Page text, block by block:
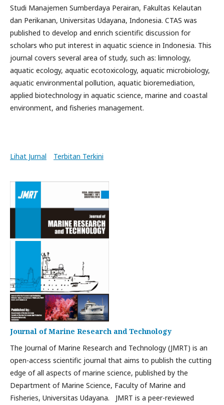
Studi Manajemen Sumberdaya Perairan, Fakultas Kelautan
dan Perikanan, Universitas Udayana, Indonesia. CTAS was
published to develop and enrich scientific discussion for
scholars who put interest in aquatic science in Indonesia. This
journal covers several area of study, such as: limnology,
aquatic ecology, aquatic ecotoxicology, aquatic microbiology,
aquatic environmental pollution, aquatic bioremediation,
applied biotechnology in aquatic science, marine and coastal
environment, and fisheries management.
Lihat Jurnal Terbitan Terkini
Journal of Marine Research and Technology
The Journal of Marine Research and Technology (JMRT) is an
open-access scientific journal that aims to publish the cutting
edge of all aspects of marine science, published by the
Department of Marine Science, Faculty of Marine and
Fisheries, Universitas Udayana. JMRT is a peer-reviewed